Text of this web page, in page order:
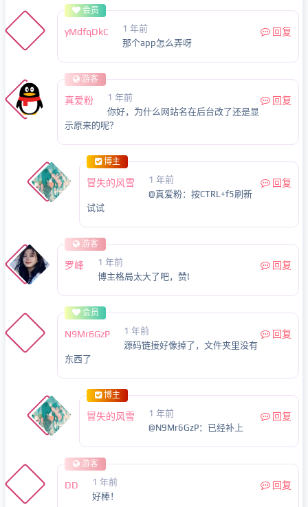
会员
回复
yMdfqDkC
1 年前
那个app怎么弄呀
游客
回复
真爱粉
1 年前
你好，为什么网站名在后台改了还是显
示原来的呢？
博主
回复
冒失的风雪
1 年前
@真爱粉：按CTRL+f5刷新
试试
游客
回复
罗峰
1 年前
博主格局太大了吧，赞!
会员
回复
N9Mr6GzP
1 年前
源码链接好像掉了，文件夹里没有
东西了
博主
回复
冒失的风雪
1 年前
@N9Mr6GzP：已经补上
游客
回复
DD
1 年前
好棒！